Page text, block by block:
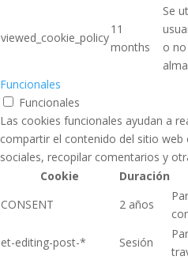
viewed_cookie_policy
11
months
Se
o
Funcionales
Funcionales
Las cookies funcionales ayudan a
compartir el contenido del sitio web
sociales, recopilar comentarios y
Cookie
Duración
CONSENT
2 años
et-editing-post-*
Sesión